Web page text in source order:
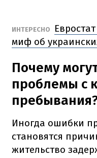
ИНТЕРЕСНО
миф об
Почему
проблемы с
Иногда ошибки
становятся
жительство